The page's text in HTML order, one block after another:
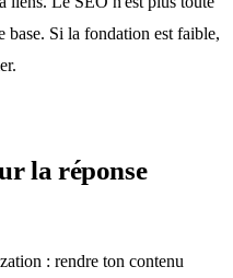
base. Si la fondation est faible,
la réponse
: rendre ton contenu